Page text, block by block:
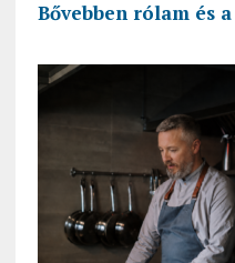
Bővebben rólam és